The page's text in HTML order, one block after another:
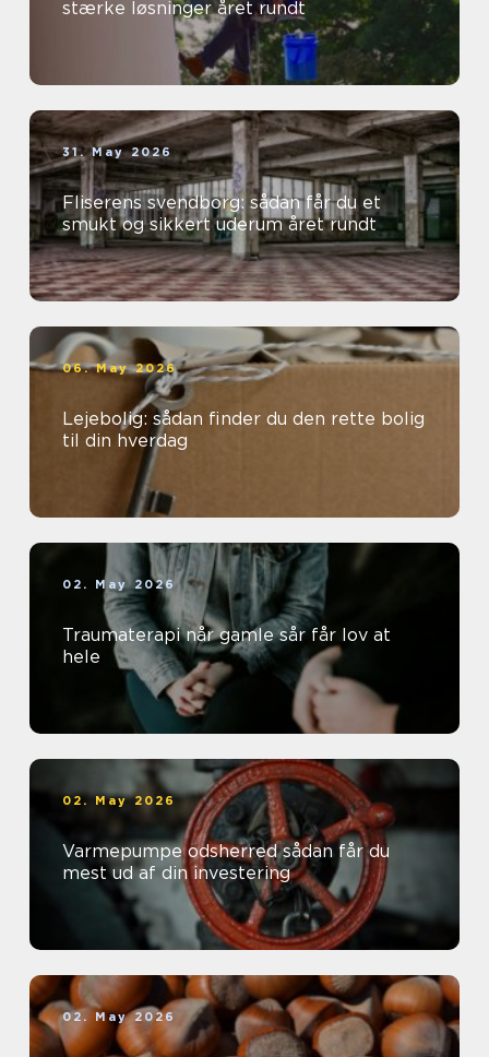
stærke løsninger året rundt
31. May 2026
Fliserens svendborg: sådan får du et
smukt og sikkert uderum året rundt
06. May 2026
Lejebolig: sådan finder du den rette bolig
til din hverdag
02. May 2026
Traumaterapi når gamle sår får lov at
hele
02. May 2026
Varmepumpe odsherred sådan får du
mest ud af din investering
02. May 2026